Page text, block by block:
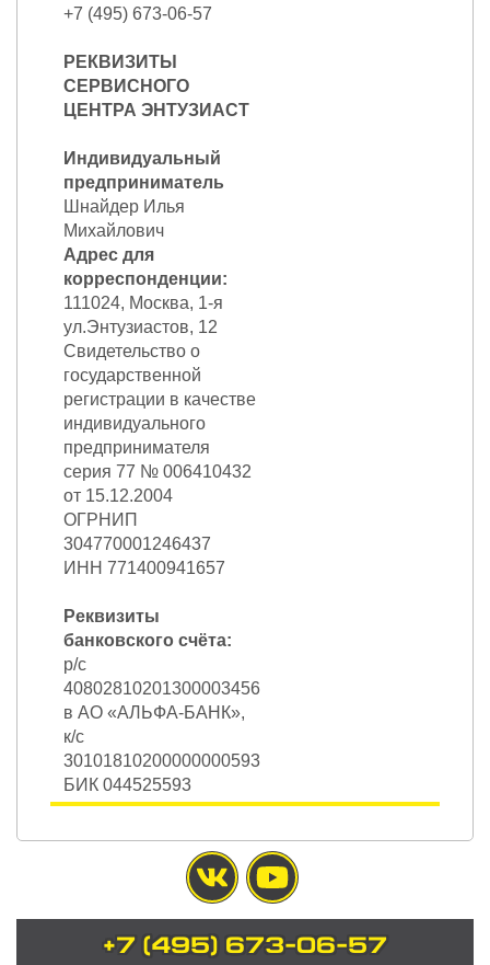
+7 (495) 673-06-57
РЕКВИЗИТЫ
СЕРВИСНОГО
ЦЕНТРА ЭНТУЗИАСТ
Индивидуальный
предприниматель
Шнайдер Илья
Михайлович
Адрес для
корреспонденции:
111024, Москва, 1-я
ул.Энтузиастов, 12
Свидетельство о
государственной
регистрации в качестве
индивидуального
предпринимателя
серия 77 № 006410432
от 15.12.2004
ОГРНИП
304770001246437
ИНН 771400941657
Реквизиты
банковского счёта:
р/с
40802810201300003456
в АО «АЛЬФА-БАНК»,
к/с
30101810200000000593
БИК 044525593
+7 (495) 673-06-57